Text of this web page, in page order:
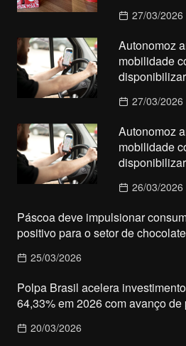
27/03/2026
Autonomoz
mobilidade
27/03/2026
Autonomoz
mobilidade
26/03/2026
Páscoa deve impulsionar
positivo para o setor de
25/03/2026
Polpa Brasil acelera
64,33% em 2026 com avanço
20/03/2026